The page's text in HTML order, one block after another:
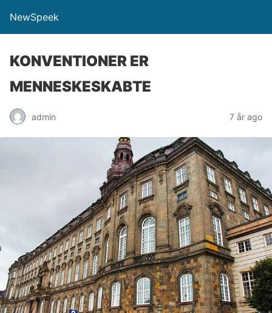
NewSpeek
KONVENTIONER ER
MENNESKESKABTE
admin 7 år ago